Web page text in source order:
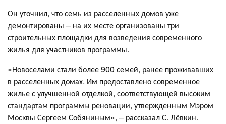
Он уточнил, что семь из расселенных домов уже
демонтированы – на их месте организованы три
строительных площадки для возведения современного
жилья для участников программы.
«Новоселами стали более 900 семей, ранее проживавших
в расселенных домах. Им предоставлено современное
жилье с улучшенной отделкой, соответствующей высоким
стандартам программы реновации, утвержденным Мэром
Москвы Сергеем Собяниным», – рассказал С. Лёвкин.